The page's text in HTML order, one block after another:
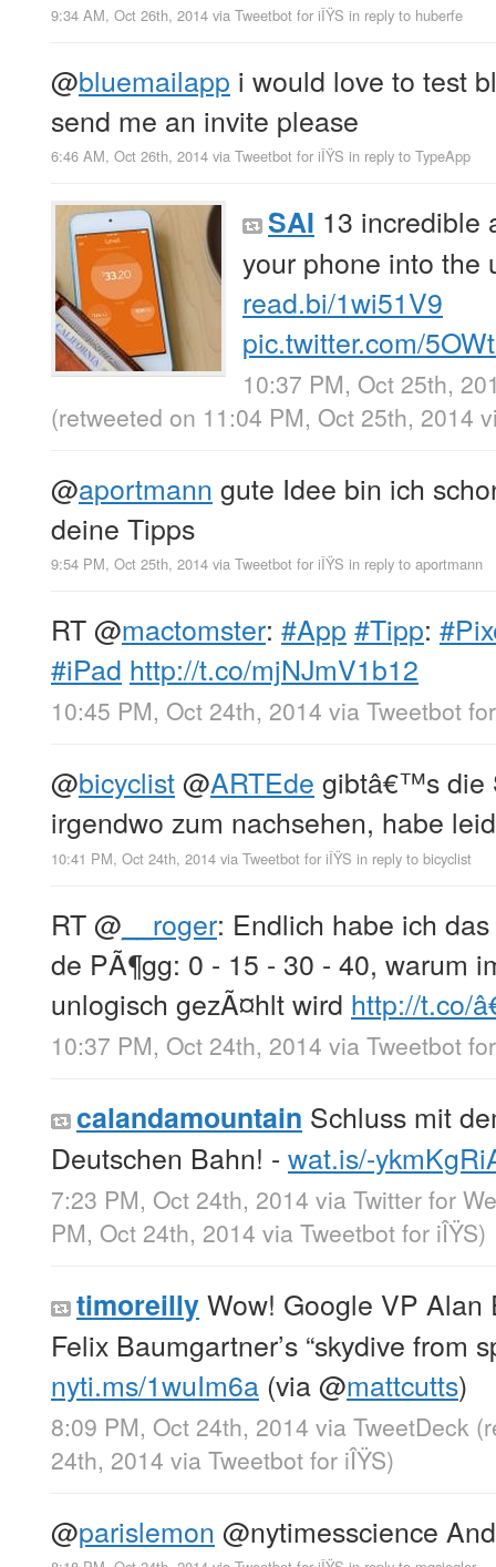
9:34 AM, Oct 26th, 2014 via Tweetbot for iÎŸS in reply to huberfe
@bluemailapp i would love to test
send me an invite please
6:46 AM, Oct 26th, 2014 via Tweetbot for iÎŸS in reply to TypeApp
SAI 13 incredible
your phone into the
read.bi/1wi51V9
pic.twitter.com/
10:37 PM, Oct 25th,
(retweeted on 11:04 PM, Oct 25th, 2014
@aportmann gute Idee bin ich
deine Tipps
9:54 PM, Oct 25th, 2014 via Tweetbot for iÎŸS in reply to aportmann
RT@mactomster: #App #Tipp:
#iPad http://t.co/mjNJmV1b12
10:45 PM, Oct 24th, 2014 via Tweetbot
@bicyclist@ARTEde gibtâ€™s die
irgendwo zum nachsehen, habe
10:41 PM, Oct 24th, 2014 via Tweetbot for iÎŸS in reply to bicyclist
RT@ __roger: Endlich habe ich
de PÃ¶gg: 0 - 15 - 30 - 40, warum
unlogisch gezÃ¤hlt wird http://t.co/
10:37 PM, Oct 24th, 2014 via Tweetbot
calandamountain Schluss mit
Deutschen Bahn! - wat.is/-
7:23 PM, Oct 24th, 2014 via Twitter for
PM, Oct 24th, 2014 via Tweetbot for iÎŸS)
timoreillyWow! Google VP Alan
Felix Baumgartner’s “skydive from
nyti.ms/1wuIm6a (via@mattcutts)
8:09 PM, Oct 24th, 2014 via TweetDeck
24th, 2014 via Tweetbot for iÎŸS)
@parislemon @nytimesscience